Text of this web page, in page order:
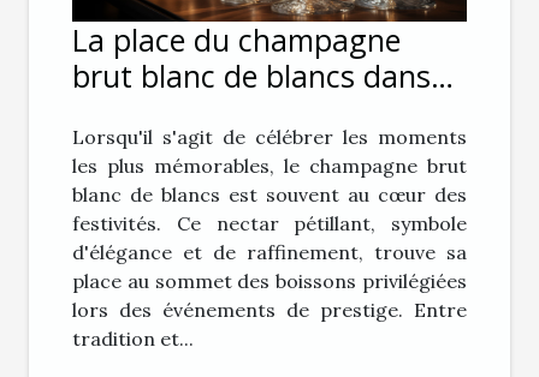
La place du champagne
brut blanc de blancs dans
Lorsqu'il s'agit de célébrer les moments
les plus mémorables, le champagne brut
blanc de blancs est souvent au cœur des
festivités. Ce nectar pétillant, symbole
d'élégance et de raffinement, trouve sa
place au sommet des boissons privilégiées
lors des événements de prestige. Entre
tradition et...